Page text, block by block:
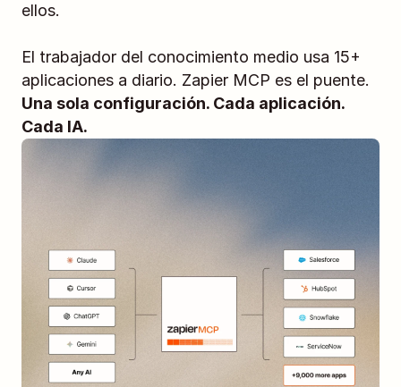
ellos.
El trabajador del conocimiento medio usa 15+
Una sola configuración. Cada aplicación.
Cada IA.